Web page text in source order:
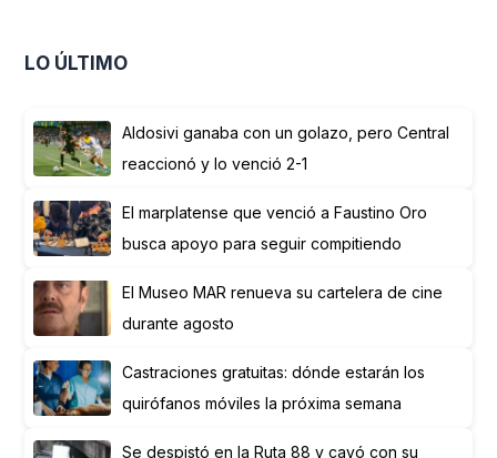
LO ÚLTIMO
Aldosivi ganaba con un golazo, pero Central
reaccionó y lo venció 2-1
El marplatense que venció a Faustino Oro
busca apoyo para seguir compitiendo
El Museo MAR renueva su cartelera de cine
durante agosto
Castraciones gratuitas: dónde estarán los
quirófanos móviles la próxima semana
Se despistó en la Ruta 88 y cayó con su